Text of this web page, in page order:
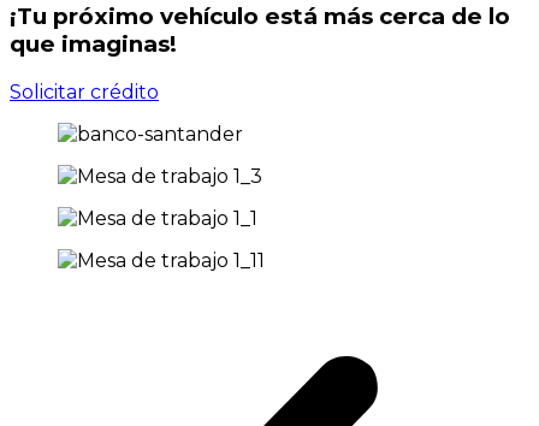
¡Tu próximo vehículo está más cerca de lo
que imaginas!
Solicitar crédito